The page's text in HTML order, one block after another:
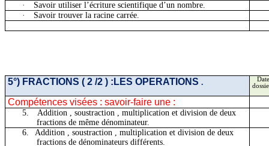
·
Savoir utiliser l’écriture scientifique d’un nombre.
·
Savoir trouver la racine carrée.
5°) FRACTIONS ( 2 /2 ) :LES OPERATIONS .
Compétences visées : savoir-faire une :
5. Addition , soustraction , multiplication et division de deux
fractions de même dénominateur.
6.
Addition , soustraction , multiplication et division de deux
fractions de dénominateurs différents.